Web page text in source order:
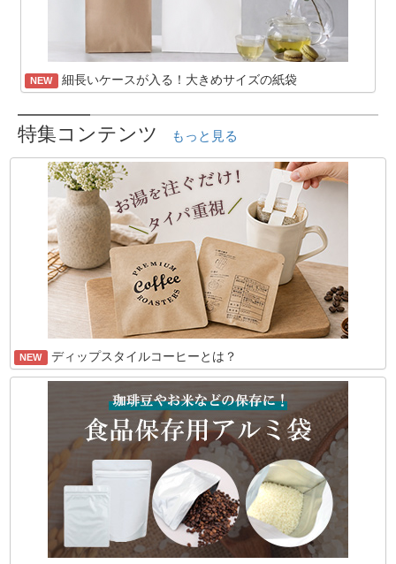
NEW 細長いケースが入る！大きめサイズの紙袋
特集コンテンツ もっと見る
NEW ディップスタイルコーヒーとは？